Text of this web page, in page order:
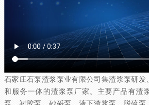
石家庄石泵渣浆泵业有限公司集渣浆泵研发
和服务一体的渣浆泵厂家。主要产品有渣
泵，衬胶泵，砂砾泵，液下渣浆泵，脱硫